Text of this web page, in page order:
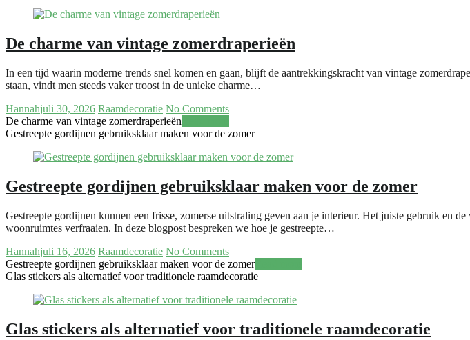
De charme van vintage zomerdraperieën
In een tijd waarin moderne trends snel komen en gaan, blijft de aantrekkingskracht van vintage
staan, vindt men steeds vaker troost in de unieke charme…
Hannahjuli 30, 2026 Raamdecoratie No Comments
De charme van vintage zomerdraperieën
Gestreepte gordijnen gebruiksklaar maken voor de zomer
Gestreepte gordijnen gebruiksklaar maken voor de zomer
Gestreepte gordijnen kunnen een frisse, zomerse uitstraling geven aan je interieur. Het juiste gebruik en
woonruimtes verfraaien. In deze blogpost bespreken we hoe je gestreepte…
Hannahjuli 16, 2026 Raamdecoratie No Comments
Gestreepte gordijnen gebruiksklaar maken voor de zomer
Glas stickers als alternatief voor traditionele raamdecoratie
Glas stickers als alternatief voor traditionele raamdecoratie